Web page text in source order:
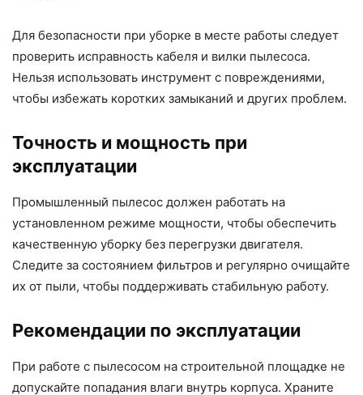
Для безопасности при уборке в месте работы следует
проверить исправность кабеля и вилки пылесоса.
Нельзя использовать инструмент с повреждениями,
чтобы избежать коротких замыканий и других проблем.
Точность и мощность при
эксплуатации
Промышленный пылесос должен работать на
установленном режиме мощности, чтобы обеспечить
качественную уборку без перегрузки двигателя.
Следите за состоянием фильтров и регулярно очищайте
их от пыли, чтобы поддерживать стабильную работу.
Рекомендации по эксплуатации
При работе с пылесосом на строительной площадке не
допускайте попадания влаги внутрь корпуса. Храните